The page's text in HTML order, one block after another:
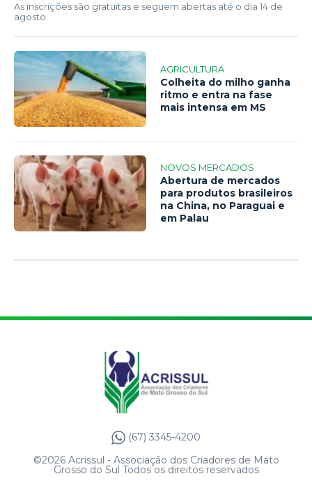
As inscrições são gratuitas e seguem abertas até o dia 14 de
agosto
AGRICULTURA
Colheita do milho ganha
ritmo e entra na fase
mais intensa em MS
NOVOS MERCADOS
Abertura de mercados
para produtos brasileiros
na China, no Paraguai e
em Palau
(67) 3345-4200
©2026 Acrissul - Associação dos Criadores de Mato
Grosso do Sul Todos os direitos reservados